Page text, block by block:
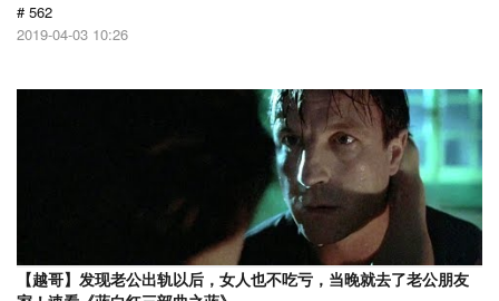
# 562
2019-04-03 10:26
【越哥】发现老公出轨以后，女人也不吃亏，当晚就去了老公朋友